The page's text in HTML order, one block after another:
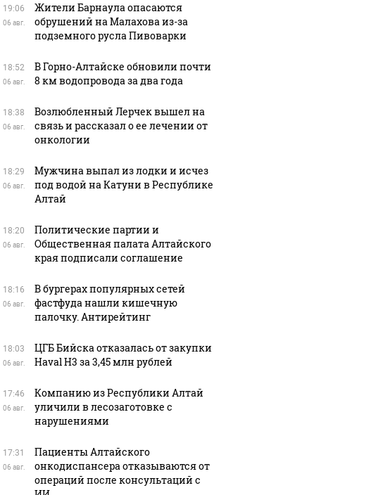
19:06
06 авг.
Жители Барнаула опасаются
обрушений на Малахова из-за
подземного русла Пивоварки
18:52
06 авг.
В Горно-Алтайске обновили почти
8 км водопровода за два года
18:38
06 авг.
Возлюбленный Лерчек вышел на
связь и рассказал о ее лечении от
онкологии
18:29
06 авг.
Мужчина выпал из лодки и исчез
под водой на Катуни в Республике
Алтай
18:20
06 авг.
Политические партии и
Общественная палата Алтайского
края подписали соглашение
18:16
06 авг.
В бургерах популярных сетей
фастфуда нашли кишечную
палочку. Антирейтинг
18:03
06 авг.
ЦГБ Бийска отказалась от закупки
Haval H3 за 3,45 млн рублей
17:46
06 авг.
Компанию из Республики Алтай
уличили в лесозаготовке с
нарушениями
17:31
06 авг.
Пациенты Алтайского
онкодиспансера отказываются от
операций после консультаций с